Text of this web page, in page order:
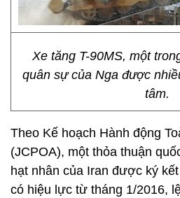
Xe tăng T-90MS, một
quân sự của Nga được
tâm.
Theo Kế hoạch Hành động
(JCPOA), một thỏa thuận
hạt nhân của Iran được ký
có hiệu lực từ tháng 1/2016,